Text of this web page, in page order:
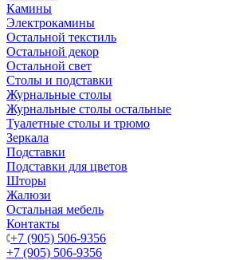
Камины
Электрокамины
Остальной текстиль
Остальной декор
Остальной свет
Столы и подставки
Журнальные столы
Журнальные столы остальные
Туалетные столы и трюмо
Зеркала
Подставки
Подставки для цветов
Шторы
Жалюзи
Остальная мебель
Контакты
+7 (905) 506-9356
+7 (905) 506-9356